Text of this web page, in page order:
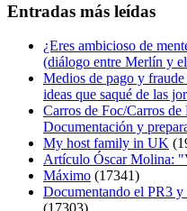
Entradas más leídas
¿Eres ambicioso de
(diálogo entre Merlín y
Medios de pago y
ideas que saqué de las
Carros de Foc/Carros
Documentación y
My host family in UK
Artículo Óscar Molina:
Máximo (17341)
Documentando el PR3